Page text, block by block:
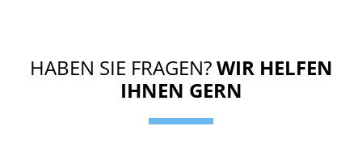
HABEN SIE FRAGEN?WIR HELFEN
IHNEN GERN